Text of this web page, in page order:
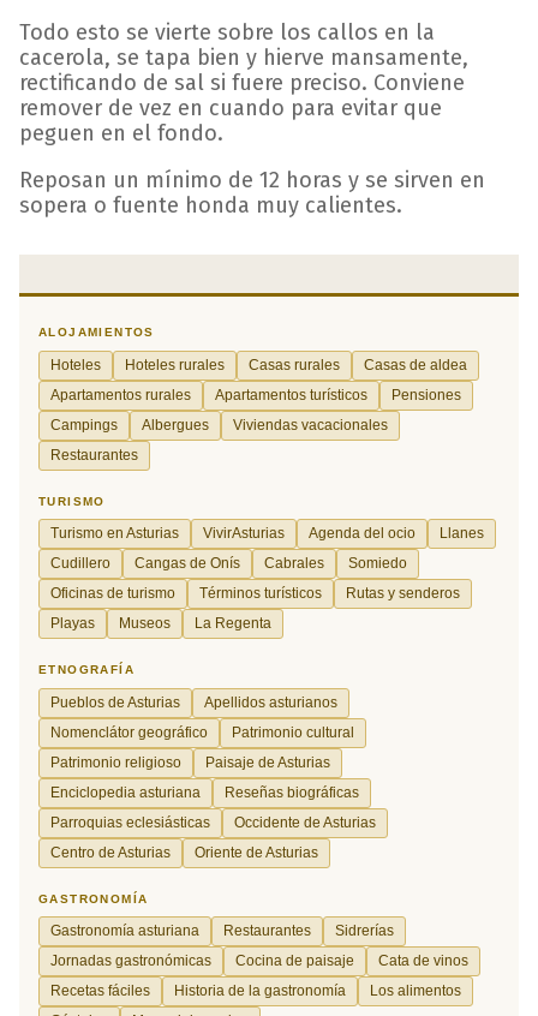
Todo esto se vierte sobre los callos en la
cacerola, se tapa bien y hierve mansamente,
rectificando de sal si fuere preciso. Conviene
remover de vez en cuando para evitar que
peguen en el fondo.
Reposan un mínimo de 12 horas y se sirven en
sopera o fuente honda muy calientes.